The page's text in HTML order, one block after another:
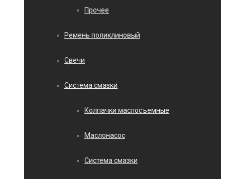
Прочее
Ремень поликлиновый
Свечи
Система смазки
Колпачки маслосъемные
Маслонасос
Система смазки